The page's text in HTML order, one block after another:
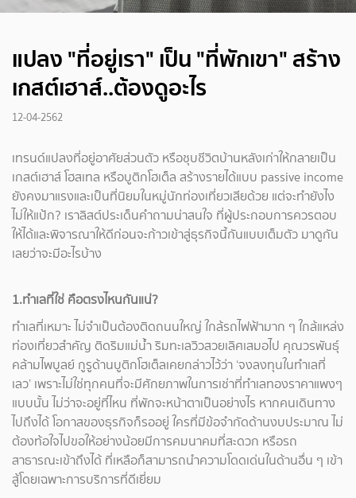
แปลง "ที่อยู่เรา" เป็น "ที่พักเขา" สร้าง
เกสต์เฮาส์..ต้องดูอะไร
12-04-2562
เทรนด์แปลงที่อยู่อาศัยส่วนตัว หรือชุบชีวิตบ้านหลังเก่าให้กลายเป็น
เกสต์เฮาส์ โฮสเทล หรือบูติกโฮเต็ล สร้างรายได้แบบ passive income
ยังคงมาแรงและเป็นที่นิยมในหมู่นักท่องเที่ยวเสียด้วย แต่จะทำยังไง
ไม่ให้แป้ก? เราลิสต์ประเด็นคำถามน่าสนใจ ที่ผู้ประกอบการควรตอบ
ให้ได้และพิจารณาให้ดีก่อนจะก้าวเข้าสู่ธุรกิจนี้กันแบบเต็มตัว มาดูกัน
เลยว่าจะมีอะไรบ้าง
1.ทำเลที่ใช่ คือตรงไหนกันแน่?
ทำเลที่เหมาะ ไม่จำเป็นต้องติดถนนใหญ่ ใกล้รถไฟฟ้ามาก ๆ ใกล้แหล่ง
ท่องเที่ยวสำคัญ ติดริมแม่น้ำ ริมทะเลวิวสวยเลิศเสมอไป คุณวรพันธุ์
คล้ามไพบูลย์ กูรูด้านบูติกโฮเต็ลเคยกล่าวไว้ว่า ‘จงลงทุนในทำเลที่
เลว’ เพราะไม่ใช่ทุกคนที่จะมีศักยภาพในการเช่าที่ทำเลทองราคาแพงๆ
แบบนั้น ไม่ว่าจะอยู่ที่ไหน ที่พักจะหน้าตาเป็นอย่างไร หากคนเดินทาง
ไปถึงได้ โอกาสของธุรกิจก็รออยู่ ใครที่มีข้อจำกัดด้านงบประมาณ ไม่
ต้องท้อใจไปขอให้อย่างน้อยมีการคมนาคมที่สะดวก หรือรถ
สาธารณะเข้าถึงได้ ที่เหลือก็สามารถนำความโดดเด่นในด้านอื่น ๆ เข้า
สู้โดยเฉพาะการบริการที่ดีเยี่ยม